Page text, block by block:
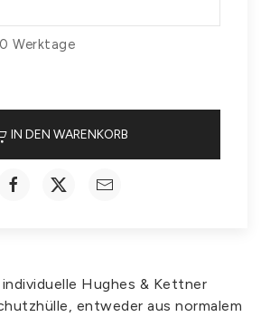
Werktage
IN DEN WARENKORB
Hughes & Kettner
entweder aus normalem